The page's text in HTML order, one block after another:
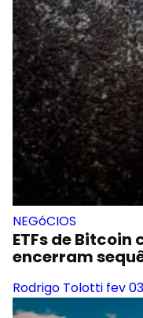
NEGóCIOS
ETFs de Bitcoin
encerram
Rodrigo Tolotti fev